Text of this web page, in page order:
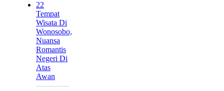
22
Tempat
Wisata Di
Wonosobo,
Nuansa
Romantis
Negeri Di
Atas
Awan